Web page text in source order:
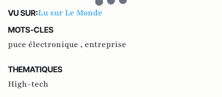
VU SUR:Lu sur Le Monde
MOTS-CLES
puce électronique , entreprise
THEMATIQUES
High-tech